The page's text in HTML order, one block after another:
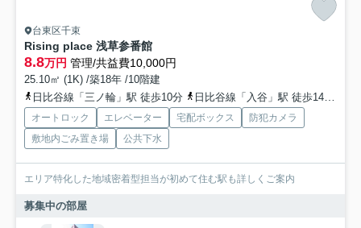
台東区千束
Rising place 浅草参番館
8.8万円 管理/共益費10,000円
25.10㎡ (1K) /築18年 /10階建
日比谷線「三ノ輪」駅 徒歩10分
日比谷線「入谷」駅 徒歩14分
オートロック エレベーター 宅配ボックス
防犯カメラ
敷地内ごみ置き場
公共下水
エリア特化した地域密着型担当が初めて住む駅も詳しくご案内
募集中の部屋